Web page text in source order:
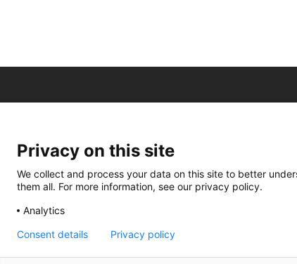
Privacy on this site
We collect and process your data on this site to better
them all. For more information, see our privacy policy.
Analytics
Consent details Privacy policy